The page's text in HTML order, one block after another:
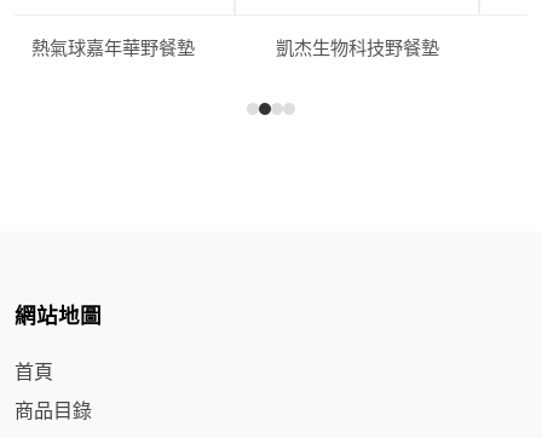
熱氣球嘉年華野餐墊 凱杰生物科技野餐墊
網站地圖
首頁
商品目錄